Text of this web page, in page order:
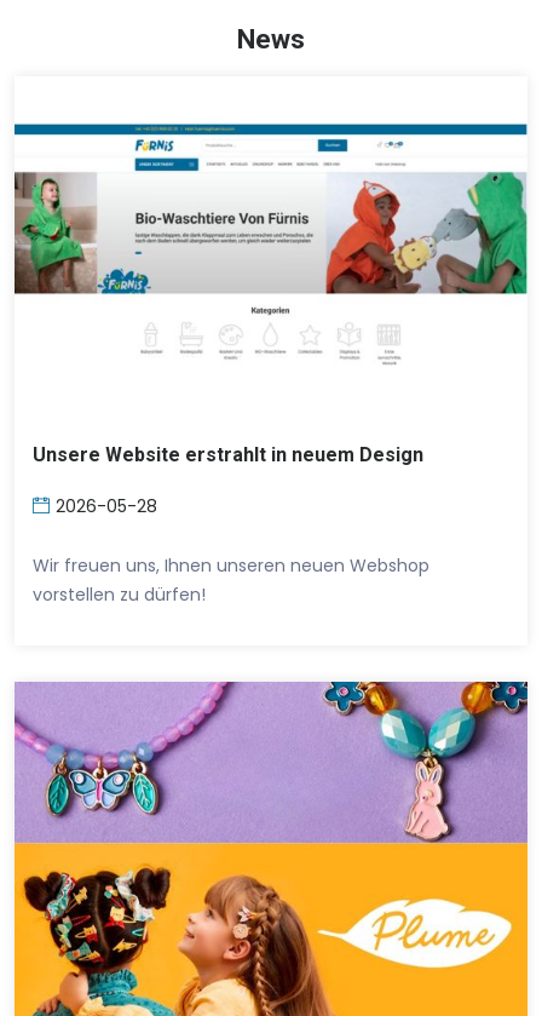
News
Unsere Website erstrahlt in neuem Design
2026-05-28
Wir freuen uns, Ihnen unseren neuen Webshop
vorstellen zu dürfen!